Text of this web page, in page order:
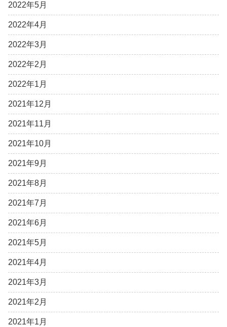
2022年5月
2022年4月
2022年3月
2022年2月
2022年1月
2021年12月
2021年11月
2021年10月
2021年9月
2021年8月
2021年7月
2021年6月
2021年5月
2021年4月
2021年3月
2021年2月
2021年1月